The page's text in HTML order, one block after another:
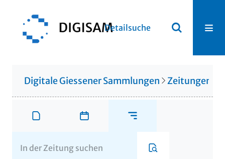
Detailsuche
Digitale Giessener Sammlungen Zeitungen